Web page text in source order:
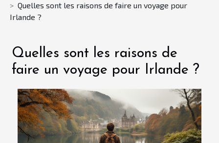
Quelles sont les raisons de faire un voyage pour
Irlande ?
Quelles sont les raisons de
faire un voyage pour Irlande ?